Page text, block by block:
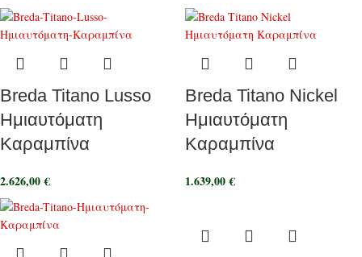
Breda Titano Lusso
Ημιαυτόματη
Καραμπίνα
2.626,00€
Breda Titano Nickel
Ημιαυτόματη
Καραμπίνα
1.639,00€